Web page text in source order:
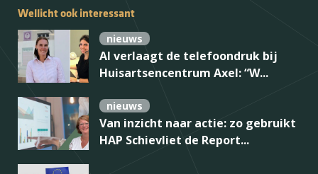
Wellicht ook interessant
nieuws
AI verlaagt de telefoondruk bij
Huisartsencentrum Axel: “W...
nieuws
Van inzicht naar actie: zo gebruikt
HAP Schievliet de Report...